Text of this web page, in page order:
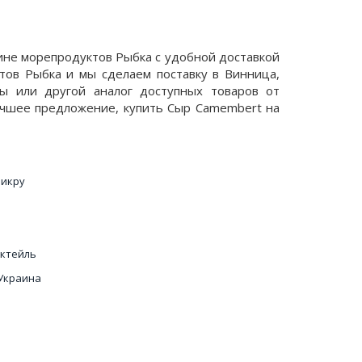
морепродуктов Рыбка с удобной доставкой
Рыбка и мы сделаем поставку в Винница,
или другой аналог доступных товаров от
предложение, купить Сыр Сamembert на